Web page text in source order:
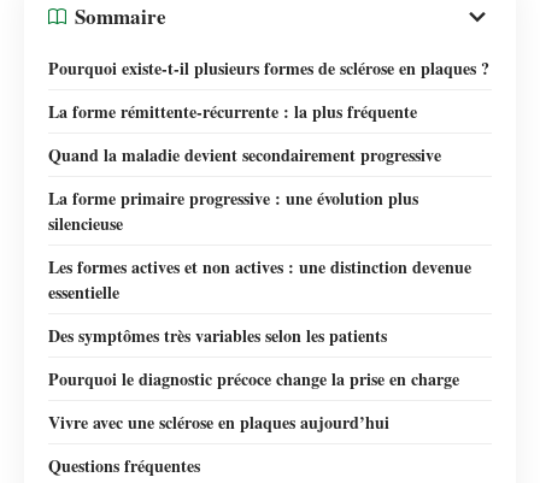
Sommaire
Pourquoi existe-t-il plusieurs formes de sclérose en plaques ?
La forme rémittente-récurrente : la plus fréquente
Quand la maladie devient secondairement progressive
La forme primaire progressive : une évolution plus
silencieuse
Les formes actives et non actives : une distinction devenue
essentielle
Des symptômes très variables selon les patients
Pourquoi le diagnostic précoce change la prise en charge
Vivre avec une sclérose en plaques aujourd’hui
Questions fréquentes